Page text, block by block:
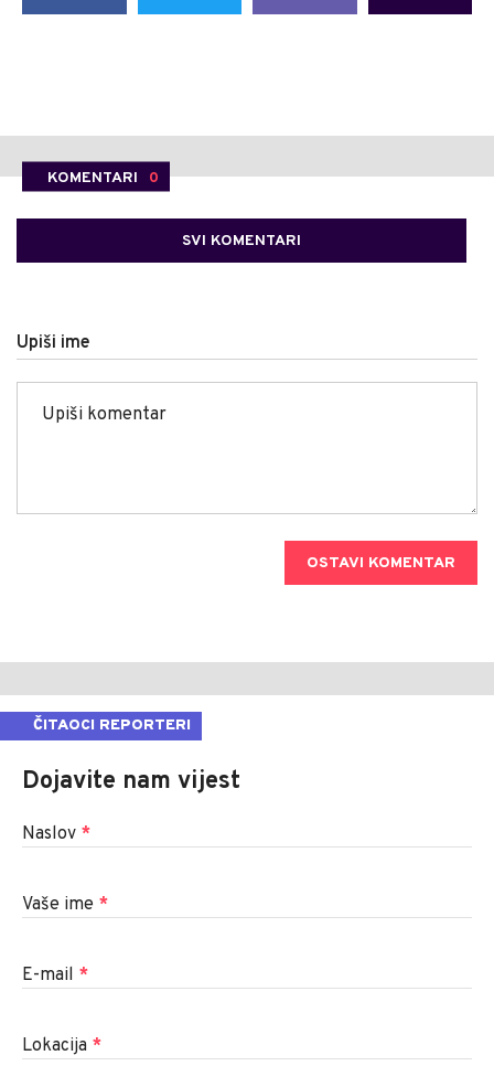
KOMENTARI 0
SVI KOMENTARI
Upiši ime
OSTAVI KOMENTAR
ČITAOCI REPORTERI
Dojavite nam vijest
Naslov *
Vaše ime *
E-mail *
Lokacija *